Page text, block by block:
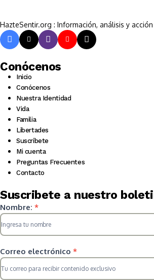
HazteSentir.org : Información, análisis y
Conócenos
Inicio
Conócenos
Nuestra Identidad
Vida
Familia
Libertades
Suscríbete
Mi cuenta
Preguntas Frecuentes
Contacto
Suscribete a nuestro
Suscripcion
HS
2025
Nombre: *
Correo electrónico *